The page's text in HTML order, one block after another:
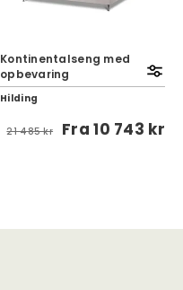
Kontinentalseng med
opbevaring
Hilding
21 485 kr Fra10 743 kr